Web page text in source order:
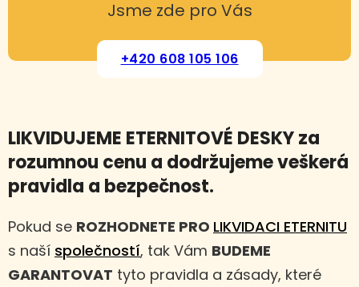
Jsme zde pro Vás
+420 608 105 106
LIKVIDUJEME ETERNITOVÉ DESKY za
rozumnou cenu a dodržujeme veškerá
pravidla a bezpečnost.
Pokud se ROZHODNETE PRO LIKVIDACI ETERNITU
s naší společností, tak Vám BUDEME
GARANTOVAT tyto pravidla a zásady, které